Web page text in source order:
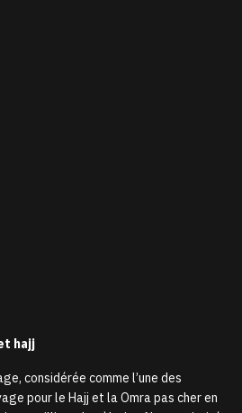
hajj
considérée comme l’une des
pour le Hajj et la Omra pas cher en